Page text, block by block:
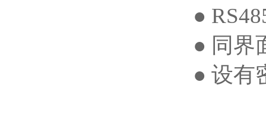
●
● 同界
● 设有